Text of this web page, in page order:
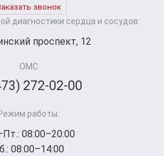
звонок
диагностики сердца и сосудов:
проспект, 12
ОМС
272-02-00
работы:
08:00–20:00
08:00–14:00